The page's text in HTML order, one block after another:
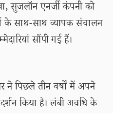
सुजलॉन एनर्जी कंपनी को
के साथ-साथ व्यापक संचालन
सौंपी गई हैं।
पिछले तीन वर्षों में अपने
किया है। लंबी अवधि के